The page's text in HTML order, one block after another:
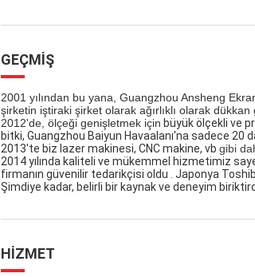
GEÇMIŞ
2001 yılından bu yana, Guangzhou Ansheng
şirketin iştiraki şirket olarak ağırlıklı olarak
2012'de, ölçeği genişletmek için büyük ölçekli ve
bitki, Guangzhou Baiyun Havaalanı'na sadece 20
2013'te biz lazer makinesi, CNC makine, vb gibi
2014 yılında kaliteli ve mükemmel hizmetimiz
firmanın güvenilir tedarikçisi oldu
Japonya
Şimdiye kadar, belirli bir kaynak ve deneyim
HIZMET